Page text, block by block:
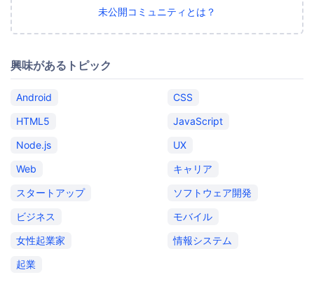
未公開コミュニティとは？
興味があるトピック
Android
CSS
HTML5
JavaScript
Node.js
UX
Web
キャリア
スタートアップ
ソフトウェア開発
ビジネス
モバイル
女性起業家
情報システム
起業